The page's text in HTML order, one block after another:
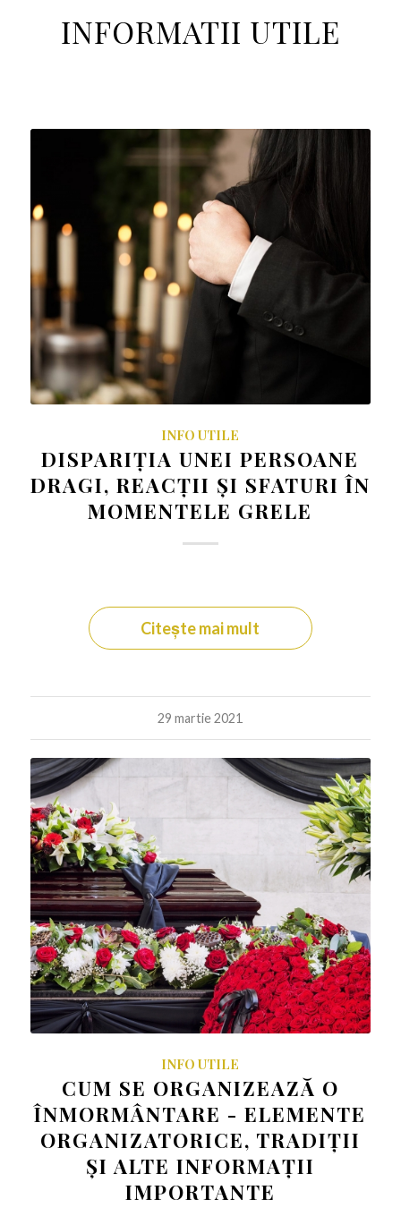
INFORMATII UTILE
INFO UTILE
DISPARIȚIA UNEI PERSOANE
DRAGI, REACȚII ȘI SFATURI ÎN
MOMENTELE GRELE
Citește mai mult
29 martie 2021
INFO UTILE
CUM SE ORGANIZEAZĂ O
ÎNMORMÂNTARE - ELEMENTE
ORGANIZATORICE, TRADIȚII
ȘI ALTE INFORMAȚII
IMPORTANTE